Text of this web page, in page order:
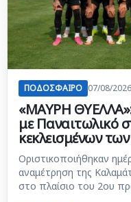
ΠΟΔΟΣΦΑΙΡΟ 07/08/
«ΜΑΥΡΗ
με Παναιτωλικό
κεκλεισμένων
Οριστικοποιήθηκαν
αναμέτρηση της
στο πλαίσιο του 2ου